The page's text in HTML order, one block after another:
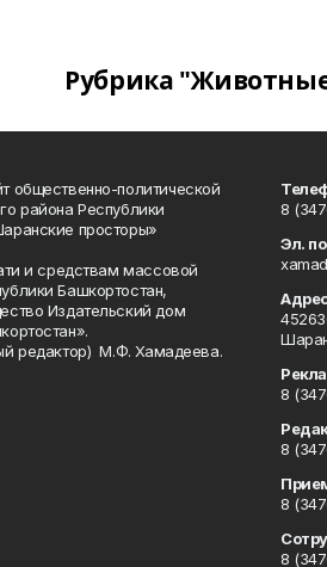
Рубрика
общественно-политической
района Республики
просторы»
и средствам массовой
Башкортостан,
Издательский дом
редактор) М.Ф. Хамадеева.
8
Эл.
8
8
8
8